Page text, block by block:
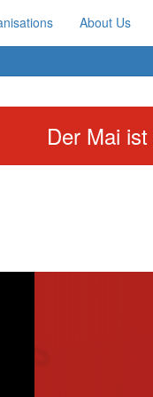
About Us
Der Mai